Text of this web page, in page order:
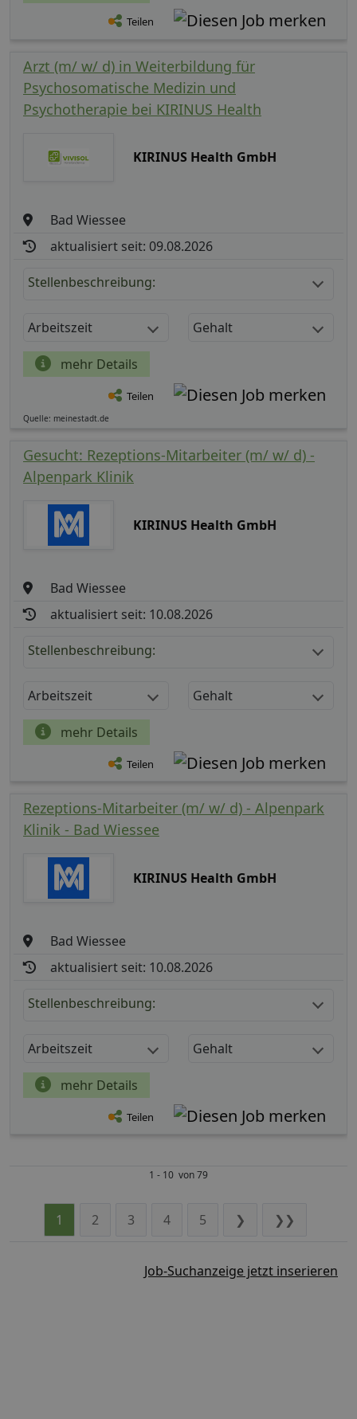
Teilen
Arzt (m/ w/ d) in Weiterbildung für
Psychosomatische Medizin und
Psychotherapie bei KIRINUS Health
KIRINUS Health GmbH
Bad Wiessee
aktualisiert seit: 09.08.2026
Stellenbeschreibung:
Arbeitszeit Gehalt
mehr Details
Teilen
Quelle: meinestadt.de
Gesucht: Rezeptions-Mitarbeiter (m/ w/ d) -
Alpenpark Klinik
KIRINUS Health GmbH
Bad Wiessee
aktualisiert seit: 10.08.2026
Stellenbeschreibung:
Arbeitszeit Gehalt
mehr Details
Teilen
Rezeptions-Mitarbeiter (m/ w/ d) - Alpenpark
Klinik - Bad Wiessee
KIRINUS Health GmbH
Bad Wiessee
aktualisiert seit: 10.08.2026
Stellenbeschreibung:
Arbeitszeit Gehalt
mehr Details
Teilen
1 - 10 von 79
1 2 3 4 5 ❯ ❯❯
Job-Suchanzeige jetzt inserieren